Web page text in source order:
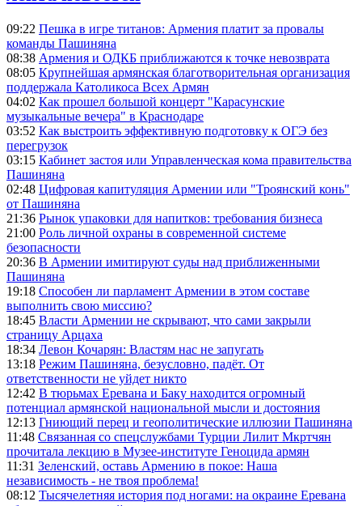
09:22 Пешка в игре титанов: Армения платит за провалы
команды Пашиняна
08:38 Армения и ОДКБ приближаются к точке невозврата
08:05 Крупнейшая армянская благотворительная организация
поддержала Католикоса Всех Армян
04:02 Как прошел большой концерт "Карасунские
музыкальные вечера" в Краснодаре
03:52 Как выстроить эффективную подготовку к ОГЭ без
перегрузок
03:15 Кабинет застоя или Управленческая кома правительства
Пашиняна
02:48 Цифровая капитуляция Армении или "Троянский конь"
от Пашиняна
21:36 Рынок упаковки для напитков: требования бизнеса
21:00 Роль личной охраны в современной системе
безопасности
20:36 В Армении имитируют суды над приближенными
Пашиняна
19:18 Способен ли парламент Армении в этом составе
выполнить свою миссию?
18:45 Власти Армении не скрывают, что сами закрыли
страницу Арцаха
18:34 Левон Кочарян: Властям нас не запугать
13:18 Режим Пашиняна, безусловно, падёт. От
ответственности не уйдет никто
12:42 В тюрьмах Еревана и Баку находится огромный
потенциал армянской национальной мысли и достояния
12:13 Гниющий перец и геополитические иллюзии Пашиняна
11:48 Связанная со спецслужбами Турции Лилит Мкртчян
прочитала лекцию в Музее-институте Геноцида армян
11:31 Зеленский, оставь Армению в покое: Наша
независимость - не твоя проблема!
08:12 Тысячелетняя история под ногами: на окраине Еревана